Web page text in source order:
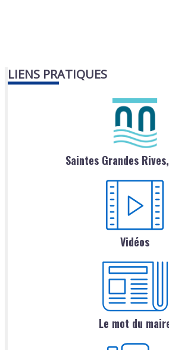
LIENS PRATIQUES
Saintes Grandes
Vidéos
Le mot du